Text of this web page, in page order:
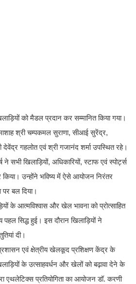
को मैडल प्रदान कर सम्मानित किया गया।
श्री चम्पकमल सुराणा, सीआई सुरेंद्र,
देवेंद्र गहलोत एवं श्री गजानंद शर्मा उपस्थित रहे।
सभी खिलाड़ियों, अधिकारियों, स्टाफ एवं स्पोर्ट्स
उन्होंने भविष्य में ऐसे आयोजन निरंतर
बल दिया।
के आत्मविश्वास और खेल भावना को प्रोत्साहित
सिद्ध हुई। इस दौरान खिलाड़ियों ने
दी।
एवं क्षेत्रीय खेलकूद प्रशिक्षण केंद्र के
के उत्साहवर्धन और खेलों को बढ़ावा देने के
एथलेटिक्स प्रतियोगिता का आयोजन डॉ. करणी